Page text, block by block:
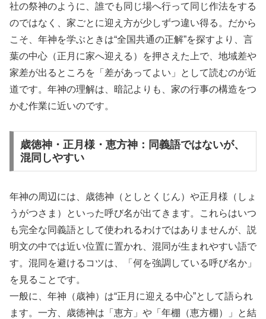
社の祭神のように、誰でも同じ場へ行って同じ作法をする
のではなく、家ごとに迎え方が少しずつ違い得る。だから
こそ、年神を学ぶときは“全国共通の正解”を探すより、言
葉の中心（正月に家へ迎える）を押さえた上で、地域差や
家差が出るところを「差があってよい」として読むのが近
道です。年神の理解は、暗記よりも、家の行事の構造をつ
かむ作業に近いのです。
歳徳神・正月様・恵方神：同義語ではないが、
混同しやすい
年神の周辺には、歳徳神（としとくじん）や正月様（しょ
うがつさま）といった呼び名が出てきます。これらはいつ
も完全な同義語として使われるわけではありませんが、説
明文の中では近い位置に置かれ、混同が生まれやすい語で
す。混同を避けるコツは、「何を強調している呼び名か」
を見ることです。
一般に、年神（歳神）は“正月に迎える中心”として語られ
ます。一方、歳徳神は「恵方」や「年棚（恵方棚）」と結